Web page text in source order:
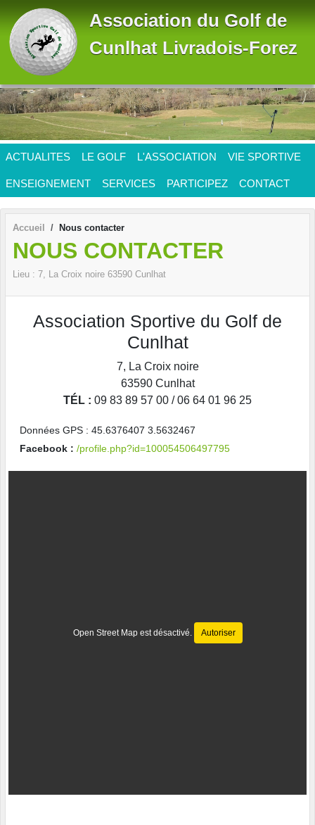
Association du Golf de
Cunlhat Livradois-Forez
ACTUALITES LE GOLF L'ASSOCIATION VIE SPORTIVE
ENSEIGNEMENT SERVICES PARTICIPEZ CONTACT
Accueil Nous contacter
NOUS CONTACTER
Lieu : 7, La Croix noire 63590 Cunlhat
Association Sportive du Golf de
Cunlhat
7, La Croix noire
63590 Cunlhat
TÉL : 09 83 89 57 00 / 06 64 01 96 25
Données GPS : 45.6376407 3.5632467
Facebook : /profile.php?id=100054506497795
Open Street Map est désactivé. Autoriser
Panneau de gestion des cookies